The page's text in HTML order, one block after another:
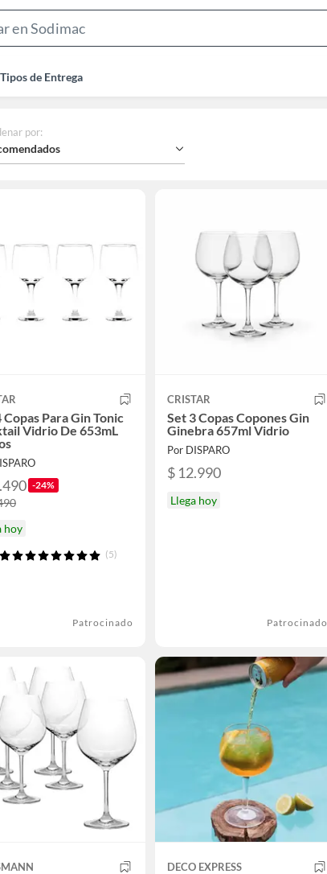
Bar
Tipos de Entrega
por:
Copas Para Gin Tonic
Vidrio De 653mL
-24%
hoy
(5)
Patrocinado
CRISTAR
Set 3 Copas Copones Gin
Ginebra 657ml Vidrio
Por DISPARO
$ 12.990
Llega hoy
Patrocinado
DECO EXPRESS